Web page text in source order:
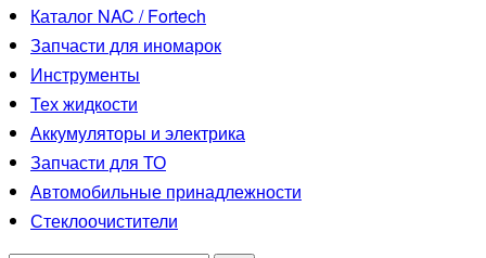
Каталог NAC / Fortech
Запчасти для иномарок
Инструменты
Тех жидкости
Аккумуляторы и электрика
Запчасти для ТО
Автомобильные принадлежности
Стеклоочистители